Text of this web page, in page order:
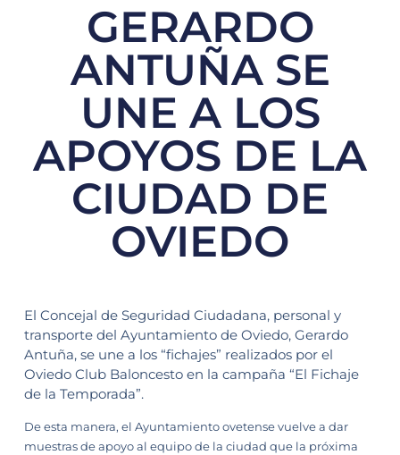
GERARDO
ANTUÑA SE
UNE A LOS
APOYOS DE LA
CIUDAD DE
OVIEDO
El Concejal de Seguridad Ciudadana, personal y
transporte del Ayuntamiento de Oviedo, Gerardo
Antuña, se une a los “fichajes” realizados por el
Oviedo Club Baloncesto en la campaña “El Fichaje
de la Temporada”.
De esta manera, el Ayuntamiento ovetense vuelve a dar
muestras de apoyo al equipo de la ciudad que la próxima